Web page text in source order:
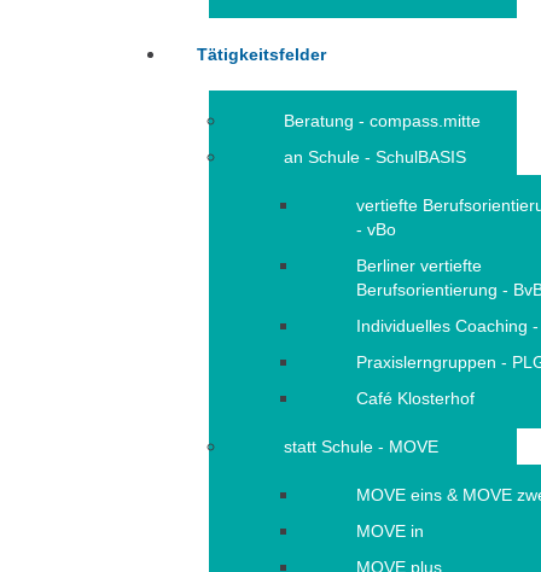
Tätigkeitsfelder
Beratung - compass.mitte
an Schule - SchulBASIS
vertiefte
- vBo
Berliner vertiefte
Berufsorientierung -
Individuelles Coaching
Praxislerngruppen -
Café Klosterhof
statt Schule - MOVE
MOVE eins & MOVE
MOVE in
MOVE plus